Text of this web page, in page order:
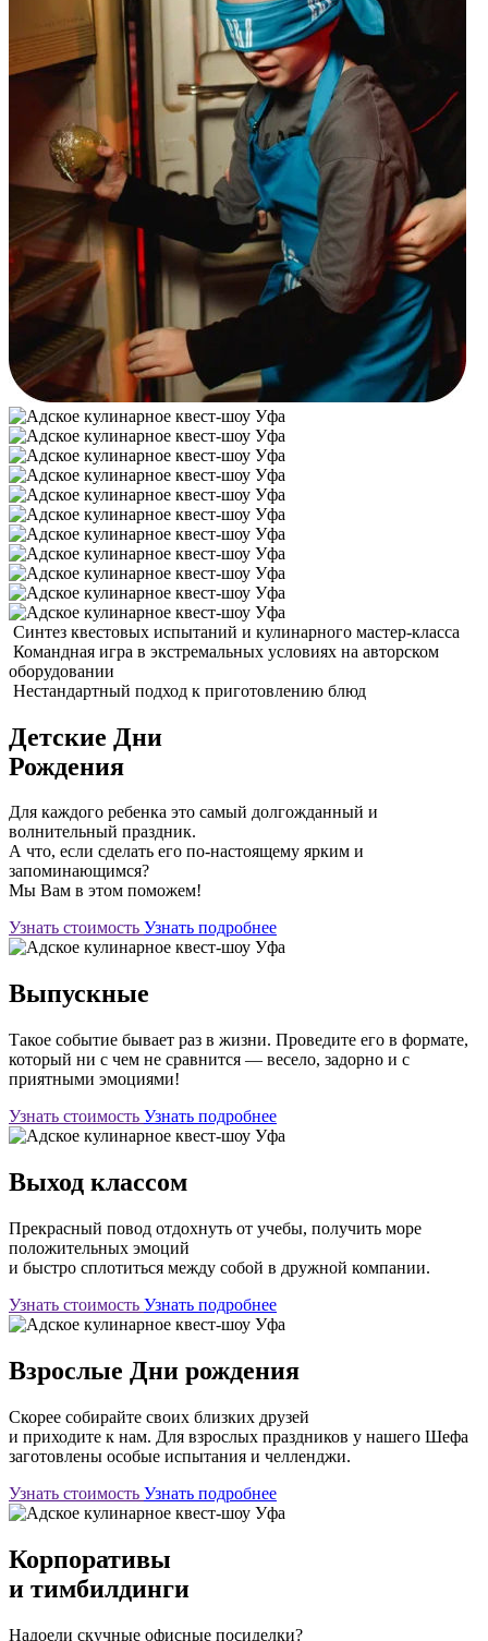
Синтез квестовых испытаний и кулинарного мастер-класса
Командная игра в экстремальных условиях на авторском
оборудовании
Нестандартный подход к приготовлению блюд
Детские Дни
Рождения
Для каждого ребенка это самый долгожданный и
волнительный праздник.
А что, если сделать его по-настоящему ярким и
запоминающимся?
Мы Вам в этом поможем!
Узнать стоимость Узнать подробнее
Выпускные
Такое событие бывает раз в жизни. Проведите его в формате,
который ни с чем не сравнится — весело, задорно и с
приятными эмоциями!
Узнать стоимость Узнать подробнее
Выход классом
Прекрасный повод отдохнуть от учебы, получить море
положительных эмоций
и быстро сплотиться между собой в дружной компании.
Узнать стоимость Узнать подробнее
Взрослые Дни рождения
Скорее собирайте своих близких друзей
и приходите к нам. Для взрослых праздников у нашего Шефа
заготовлены особые испытания и челленджи.
Узнать стоимость Узнать подробнее
Корпоративы
и тимбилдинги
Надоели скучные офисные посиделки?